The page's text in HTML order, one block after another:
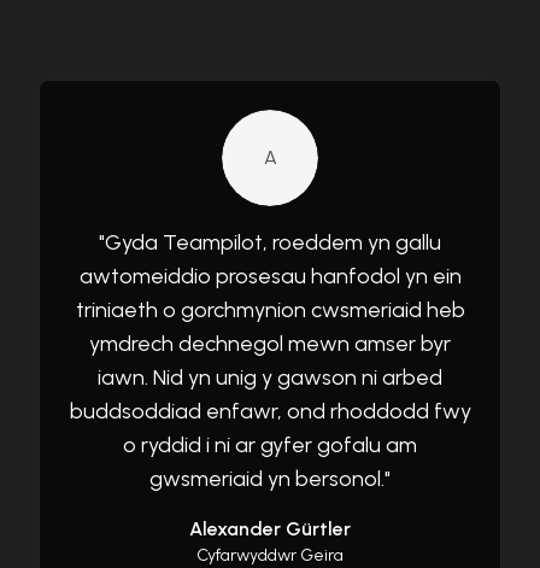
A
"Gyda Teampilot, roeddem yn gallu
awtomeiddio prosesau hanfodol yn ein
triniaeth o gorchmynion cwsmeriaid heb
ymdrech dechnegol mewn amser byr
iawn. Nid yn unig y gawson ni arbed
buddsoddiad enfawr, ond rhoddodd fwy
o ryddid i ni ar gyfer gofalu am
gwsmeriaid yn bersonol."
Alexander Gürtler
Cyfarwyddwr Geira